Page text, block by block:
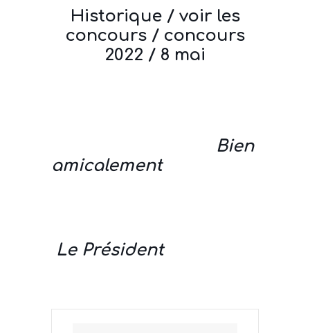
Historique / voir les
concours / concours
2022 / 8 mai
Bien
amicalement
Le Président